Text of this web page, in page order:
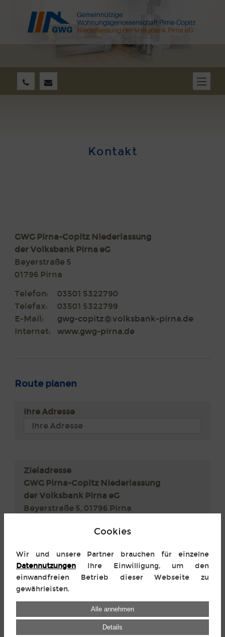
Kontakt
GWG Pirna-Copitz Niederlassung
der Volksbank Pirna eG
Beyerstraße 5
01796 Pirna
Telefon:
03501 5322790
Telefax:
03501 5322799
E-Mail:
gwg-copitz@volksbank-pirna.de
Internet:
www.gwg-pirna.de
Route planen
Ihre Adresse
Zieladresse
GWG Pirna-Copitz Niederlassung
der Volksbank Pirna eG
Beyerstraße 5, 01796 Pirna
Cookies
Wir und unsere Partner brauchen für einzelne
Datennutzungen Ihre Einwilligung, um den
einwandfreien Betrieb dieser Webseite zu
gewährleisten.
Alle annehmen
Details